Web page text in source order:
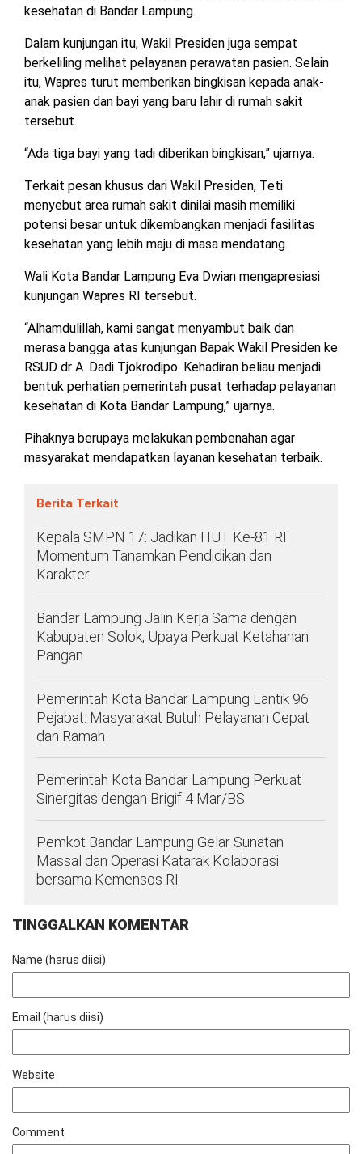
kesehatan di Bandar Lampung.
Dalam kunjungan itu, Wakil Presiden juga sempat
berkeliling melihat pelayanan perawatan pasien. Selain
itu, Wapres turut memberikan bingkisan kepada anak-
anak pasien dan bayi yang baru lahir di rumah sakit
tersebut.
“Ada tiga bayi yang tadi diberikan bingkisan,” ujarnya.
Terkait pesan khusus dari Wakil Presiden, Teti
menyebut area rumah sakit dinilai masih memiliki
potensi besar untuk dikembangkan menjadi fasilitas
kesehatan yang lebih maju di masa mendatang.
Wali Kota Bandar Lampung Eva Dwian mengapresiasi
kunjungan Wapres RI tersebut.
“Alhamdulillah, kami sangat menyambut baik dan
merasa bangga atas kunjungan Bapak Wakil Presiden ke
RSUD dr A. Dadi Tjokrodipo. Kehadiran beliau menjadi
bentuk perhatian pemerintah pusat terhadap pelayanan
kesehatan di Kota Bandar Lampung,” ujarnya.
Pihaknya berupaya melakukan pembenahan agar
masyarakat mendapatkan layanan kesehatan terbaik.
Berita Terkait
Kepala SMPN 17: Jadikan HUT Ke-81 RI
Momentum Tanamkan Pendidikan dan
Karakter
Bandar Lampung Jalin Kerja Sama dengan
Kabupaten Solok, Upaya Perkuat Ketahanan
Pangan
Pemerintah Kota Bandar Lampung Lantik 96
Pejabat: Masyarakat Butuh Pelayanan Cepat
dan Ramah
Pemerintah Kota Bandar Lampung Perkuat
Sinergitas dengan Brigif 4 Mar/BS
Pemkot Bandar Lampung Gelar Sunatan
Massal dan Operasi Katarak Kolaborasi
bersama Kemensos RI
TINGGALKAN KOMENTAR
Name (harus diisi)
Email (harus diisi)
Website
Comment